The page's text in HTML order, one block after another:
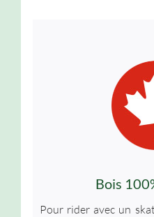
Bois
Pour rider avec un